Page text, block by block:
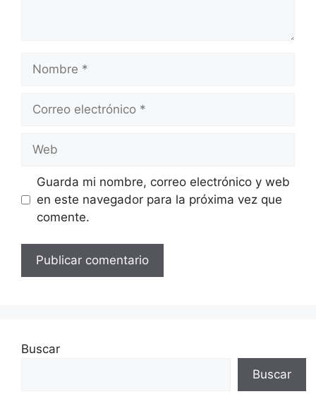
electrónico
Guarda mi nombre, correo electrónico y web
en este navegador para la próxima vez que
comente.
Buscar
Buscar